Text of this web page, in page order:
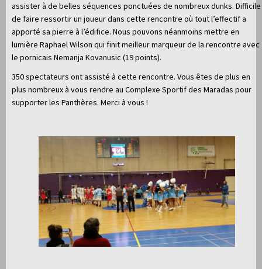
assister à de belles séquences ponctuées de nombreux dunks. Difficile
de faire ressortir un joueur dans cette rencontre où tout l’effectif a
apporté sa pierre à l’édifice. Nous pouvons néanmoins mettre en
lumière Raphael Wilson qui finit meilleur marqueur de la rencontre avec
le pornicais Nemanja Kovanusic (19 points).
350 spectateurs ont assisté à cette rencontre. Vous êtes de plus en
plus nombreux à vous rendre au Complexe Sportif des Maradas pour
supporter les Panthères. Merci à vous !